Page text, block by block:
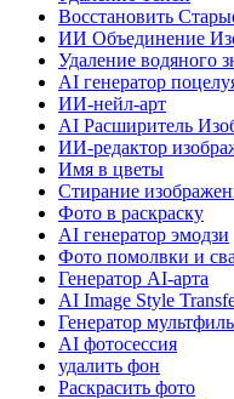
Восстановить
ИИ Объединение
Удаление водяного
AI генератор
ИИ-нейл-арт
AI Расширитель
ИИ-редактор
Имя в цветы
Стирание
Фото в раскраску
AI генератор эмодзи
Фото помолвки и
Генератор AI-арта
AI Image Style
Генератор
AI фотосессия
удалить фон
Раскрасить фото